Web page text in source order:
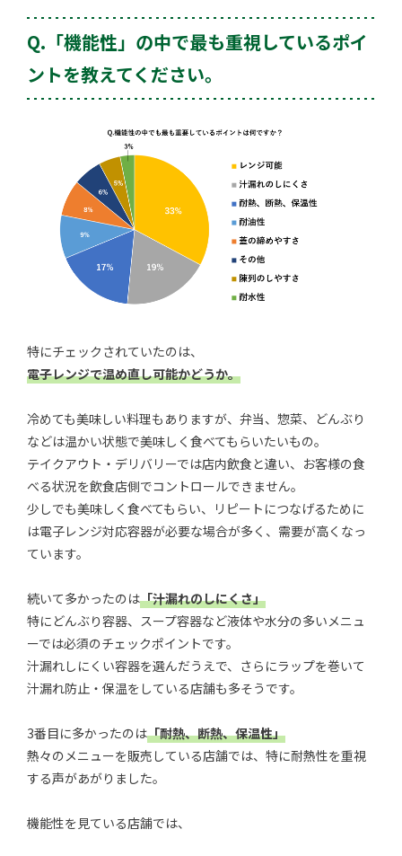
Q.「機能性」の中で最も重視しているポイ
ントを教えてください。
特にチェックされていたのは、
電子レンジで温め直し可能かどうか。
冷めても美味しい料理もありますが、弁当、惣菜、どんぶり
などは温かい状態で美味しく食べてもらいたいもの。
テイクアウト・デリバリーでは店内飲食と違い、お客様の食
べる状況を飲食店側でコントロールできません。
少しでも美味しく食べてもらい、リピートにつなげるために
は電子レンジ対応容器が必要な場合が多く、需要が高くなっ
ています。
続いて多かったのは「汁漏れのしにくさ」
特にどんぶり容器、スープ容器など液体や水分の多いメニュ
ーでは必須のチェックポイントです。
汁漏れしにくい容器を選んだうえで、さらにラップを巻いて
汁漏れ防止・保温をしている店舗も多そうです。
3番目に多かったのは「耐熱、断熱、保温性」
熱々のメニューを販売している店舗では、特に耐熱性を重視
する声があがりました。
機能性を見ている店舗では、